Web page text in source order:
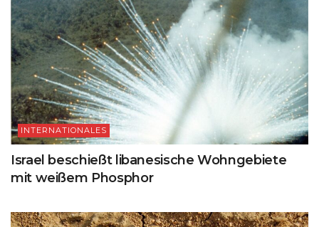
INTERNATIONALES
Israel beschießt libanesische Wohngebiete
mit weißem Phosphor